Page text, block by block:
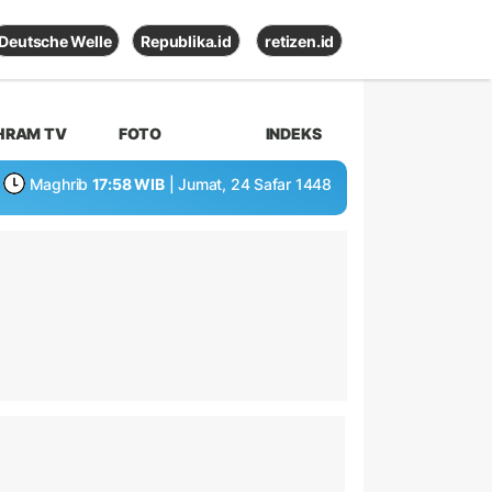
Deutsche Welle Republika.id retizen.id
TV FOTO INDEKS
Maghrib 17:58 WIB | Jumat, 24 Safar 1448